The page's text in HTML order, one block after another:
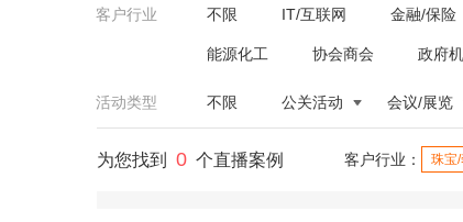
客户行业 不限 IT/互联网 金融/保险
能源化工 协会商会 政府
活动类型 不限 公关活动 会议/展览
为您找到 0 个直播案例 客户行业： 珠宝